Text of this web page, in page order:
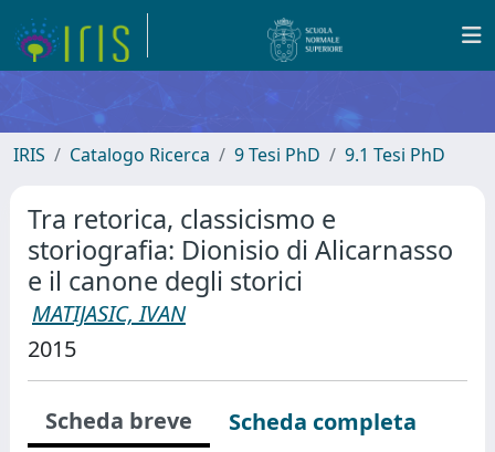
IRIS Catalogo Ricerca 9 Tesi PhD 9.1 Tesi PhD
Tra retorica, classicismo e
storiografia: Dionisio di Alicarnasso
e il canone degli storici
MATIJASIC, IVAN
2015
Scheda breve
Scheda completa